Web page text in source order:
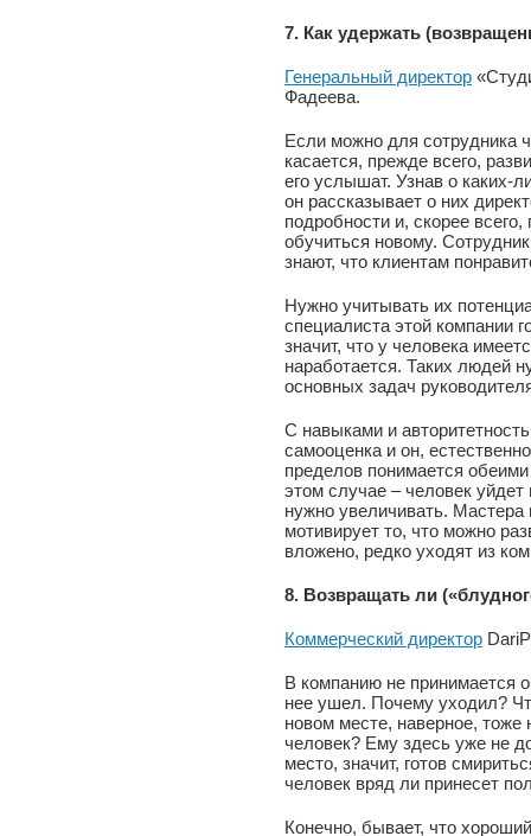
7. Как удержать
Генеральный директор
Фадеева.
Если можно для сотрудника
касается, прежде всего,
его услышат. Узнав о каких-
он рассказывает о них
подробности и, скорее
обучиться новому.
знают, что клиентам
Нужно учитывать их
специалиста этой компании
значит, что у человека
наработается. Таких людей
основных задач
С навыками и
самооценка и он,
пределов понимается
этом случае – человек
нужно увеличивать.
мотивирует то, что можно
вложено, редко уходят из
8. Возвращать ли
Коммерческий директор
В компанию не принимается
нее ушел. Почему уходил?
новом месте, наверное,
человек? Ему здесь уже не
место, значит, готов
человек вряд ли принесет
Конечно, бывает, что